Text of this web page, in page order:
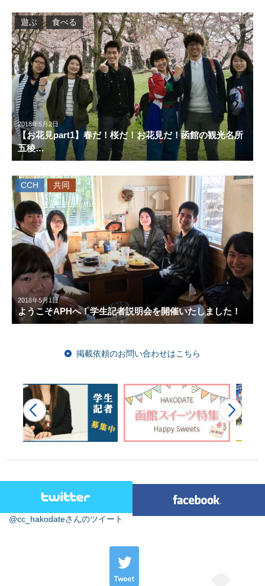
2018年5月2日
【お花見part1】春だ！桜だ！お花見だ！函館の観光名所
五稜…
遊ぶ 食べる
2018年5月1日
ようこそAPHへ！学生記者説明会を開催いたしました！
CCH 共同
掲載依頼のお問い合わせはこちら
@cc_hakodateさんのツイート